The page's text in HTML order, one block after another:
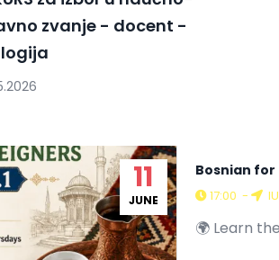
zvanje - docent -
11
JUNE
Bosnian for
17:00 -
🌍 Learn